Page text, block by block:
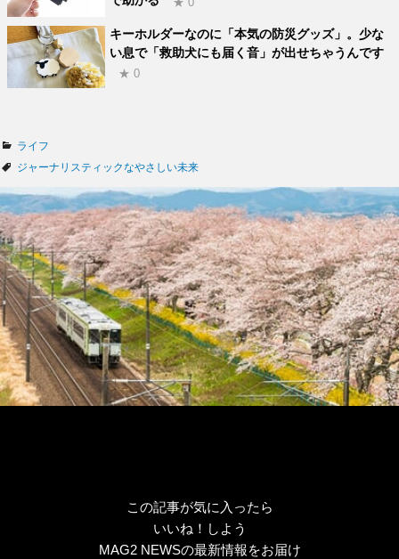
キーホルダーなのに「本気の防災グッズ」。少な
い息で「救助犬にも届く音」が出せちゃうんです
★ 0
カ
テ
リ
ー
ライフ
タ
ジャーナリスティックなやさしい未来
この記事が気に入ったら
いいね！しよう
MAG2 NEWSの最新情報をお届け